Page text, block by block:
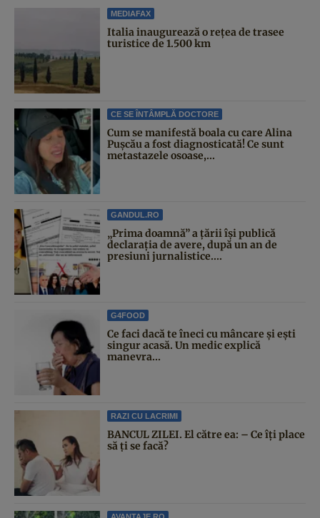
MEDIAFAX
Italia inaugurează o rețea de trasee
turistice de 1.500 km
CE SE ÎNTÂMPLĂ DOCTORE
Cum se manifestă boala cu care Alina
Pușcău a fost diagnosticată! Ce sunt
metastazele osoase,...
GANDUL.RO
„Prima doamnă” a țării își publică
declarația de avere, după un an de
presiuni jurnalistice....
G4FOOD
Ce faci dacă te îneci cu mâncare și ești
singur acasă. Un medic explică
manevra...
RAZI CU LACRIMI
BANCUL ZILEI. El către ea: – Ce îți place
să ți se facă?